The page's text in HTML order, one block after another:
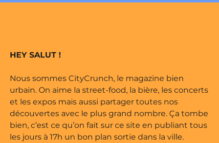
édité par Buena Onda Web •
HEY SALUT !
Nous sommes CityCrunch, le magazine bien
urbain. On aime la street-food, la bière, les concerts
et les expos mais aussi partager toutes nos
découvertes avec le plus grand nombre. Ça tombe
bien, c’est ce qu’on fait sur ce site en publiant tous
les jours à 17h un bon plan sortie dans la ville.